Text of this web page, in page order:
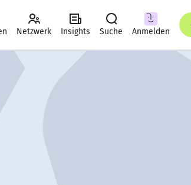
Netzwerk Insights Suche Anmelden